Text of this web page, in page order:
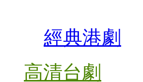
經典港劇
高清台劇